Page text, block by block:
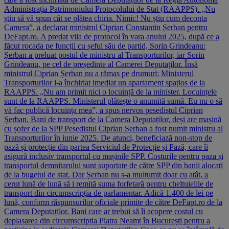
Administrația Patrimoniului Protocolului de Stat (RAAPPS). „Nu
știu să vă spun cât se plătea chiria. Nimic! Nu știu cum deconta
Camera”, a declarat ministrul Ciprian Constantin Șerban pentru
DeFapt.ro. A predat vila de protocol în vara anului 2025, după ce a
făcut rocada pe funcții cu șeful său de partid, Sorin Grindeanu:
Șerban a preluat postul de ministru al Transporturilor, iar Sorin
Grindeanu, pe cel de președinte al Camerei Deputaților. Însă
ministrul Ciprian Șerban nu a rămas pe drumuri: Ministerul
Transporturilor i-a închiriat imediat un apartament spațios de la
RAAPPS. „Nu am primit nici o locuință de la minister. Locuințele
sunt de la RAAPPS. Ministerul plătește o anumită sumă. Eu nu o să
vă fac publică locuința mea”, a spus nervos pesedistul Ciprian
Șerban. Bani de transport de la Camera Deputaților, deși are mașină
cu șofer de la SPP Pesedistul Ciprian Șerban a fost numit ministru al
Transporturilor în iunie 2025. De atunci, beneficiază non-stop de
pază și protecție din partea Serviciul de Protecție și Pază, care îi
asigură inclusiv transportul cu mașinile SPP. Costurile pentru paza și
transportul demnitarului sunt suportate de către SPP din banii alocați
de la bugetul de stat. Dar Șerban nu s-a mulțumit doar cu atât, a
cerut lună de lună să i remită suma forfetară pentru cheltuielile de
transport din circumscripția de parlamentar. Adică 1.400 de lei pe
lună, conform răspunsurilor oficiale primite de către DeFapt.ro de la
Camera Deputaților. Bani care ar trebui să îi acopere costul cu
deplasarea din circumscripția Piatra Neamț în București pentru a